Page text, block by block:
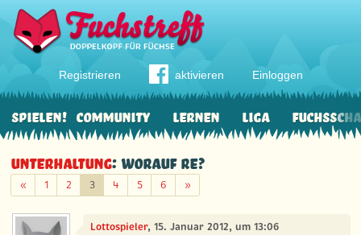
Registrieren aktivieren Einloggen
Community Lernen Liga
Spielen!
Unterhaltung: Worauf Re?
«Zurück
1 2 3 4 5 6 »Weiter
Lottospieler, 15. Januar 2012, um 13:06